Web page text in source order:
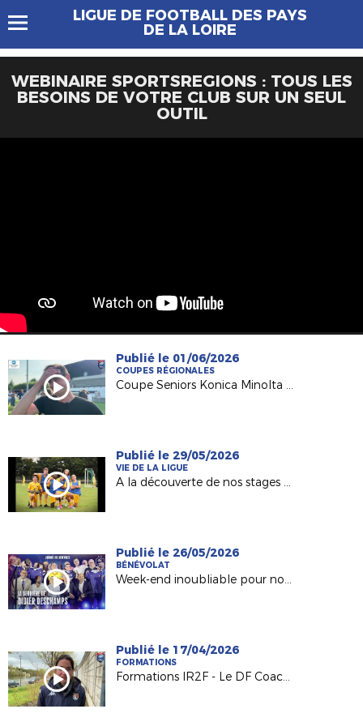
LIGUE DE FOOTBALL DES PAYS
DE LA LOIRE
WEBINAIRE SPORTSREGIONS : TOUS LES
BESOINS DE VOTRE CLUB SUR UN SEUL
OUTIL
Publié le 01/06/2026
COUPES RÉGIONALES
Coupe Seniors Konica Minolta : le trophée pour Pouzauges Bocage !
Publié le 29/05/2026
VIE DE LA LIGUE
A la découverte de nos stages d'été DESTIFOOT !
Publié le 26/05/2026
BÉNÉVOLAT
Week-end inoubliable pour nos Bénévoles
Publié le 17/04/2026
FORMATIONS
Formations IR2F - Le DF Coach Seniors (Mathieu HUITRIC, Typhaine COCHON et Redha FRESNEAU)